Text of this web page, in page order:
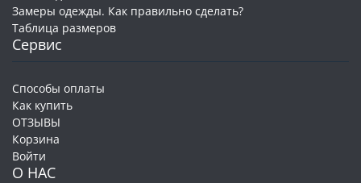
Замеры одежды. Как правильно сделать?
Таблица размеров
Сервис
Способы оплаты
Как купить
ОТЗЫВЫ
Корзина
Войти
О НАС